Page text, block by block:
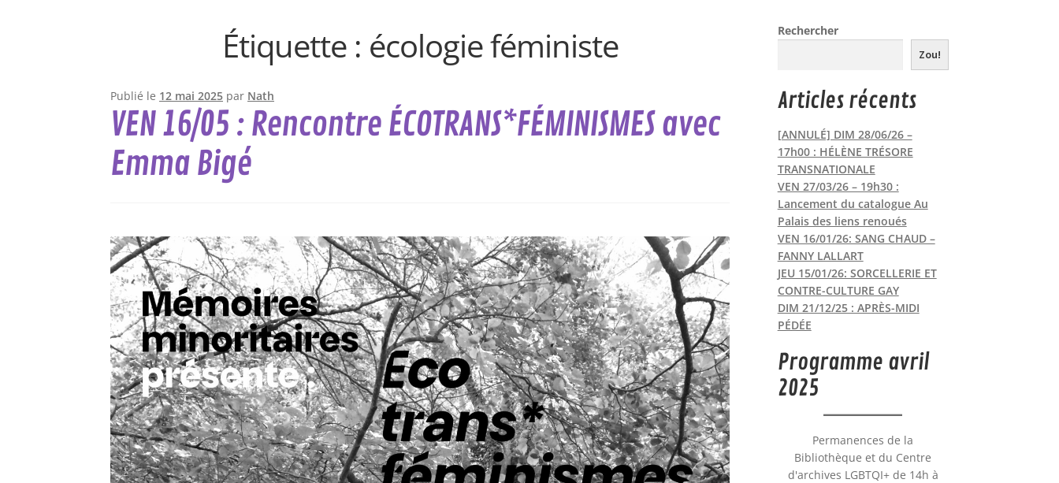
Étiquette : écologie féministe
Publié le 12 mai 2025 par Nath
VEN 16/05 : Rencontre ÉCOTRANS*FÉMINISMES avec
Emma Bigé
Rechercher
Zou!
Articles récents
[ANNULÉ] DIM 28/06/26 –
17h00 : HÉLÈNE TRÉSORE
TRANSNATIONALE
VEN 27/03/26 – 19h30 :
Lancement du catalogue Au
Palais des liens renoués
VEN 16/01/26: SANG CHAUD –
FANNY LALLART
JEU 15/01/26: SORCELLERIE ET
CONTRE-CULTURE GAY
DIM 21/12/25 : APRÈS-MIDI
PÉDÉE
Programme avril
2025
Permanences de la
Bibliothèque et du Centre
d'archives LGBTQI+ de 14h à